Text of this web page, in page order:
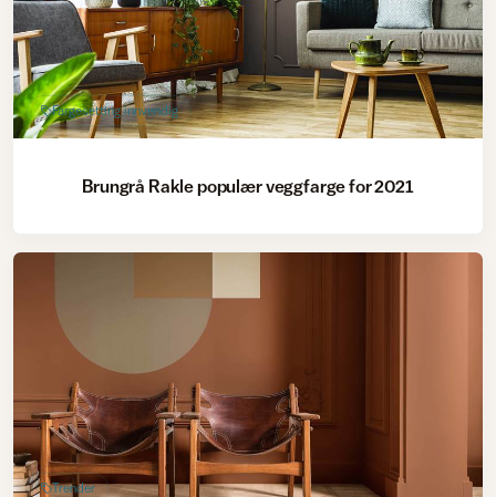
Fargesetting innvendig
Brungrå Rakle populær veggfarge for 2021
Trender